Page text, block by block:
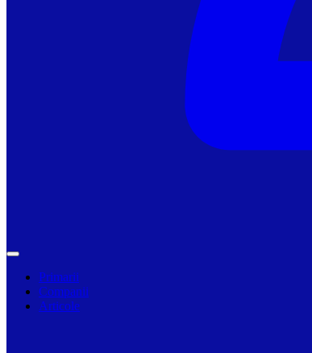
Primarii
Companii
Articole